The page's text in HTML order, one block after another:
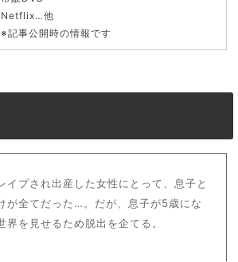
Netflix…他
※記事公開時の情報です
イプされ出産した女性にとって、息子と
が全てだった…。だが、息子が5歳にな
界を見せるため脱出を企てる。